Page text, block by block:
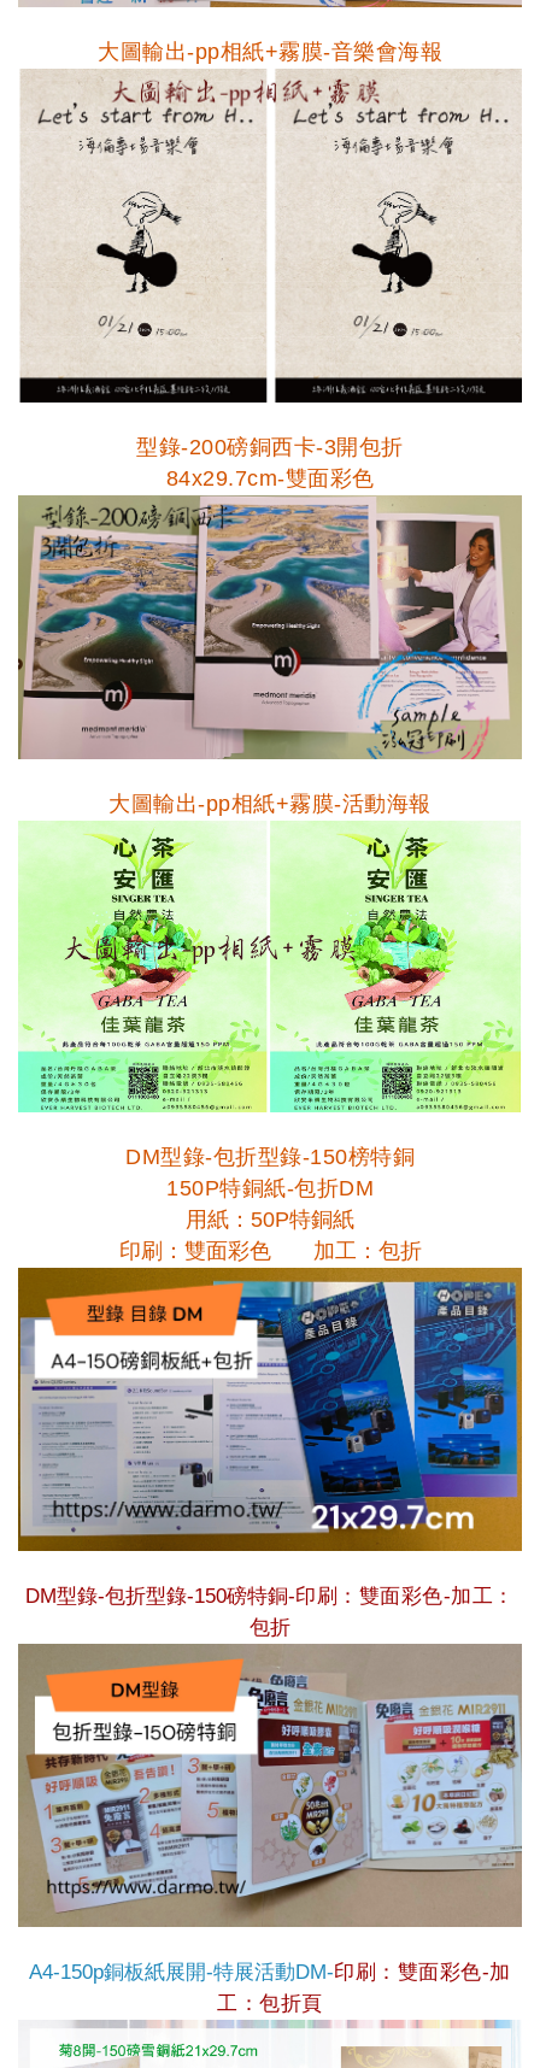
大圖輸出-pp相紙+霧膜-音樂會海報
型錄-200磅銅西卡-3開包折
84x29.7cm-雙面彩色
大圖輸出-pp相紙+霧膜-活動海報
DM型錄-包折型錄-150榜特銅
150P特銅紙-包折DM
用紙： 50P特銅紙
印刷：雙面彩色 加工：包折
DM型錄-包折型錄-150磅特銅-印刷：雙面彩色-加工：
包折
A4-150p銅板紙展開-特展活動DM-印刷：雙面彩色-加
工：包折頁